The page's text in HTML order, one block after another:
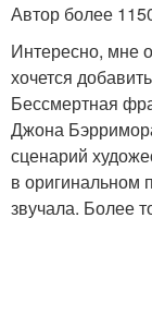
Автор более
Интересно, мне
хочется
Бессмертная
Джона
сценарий
в оригинальном
звучала. Более